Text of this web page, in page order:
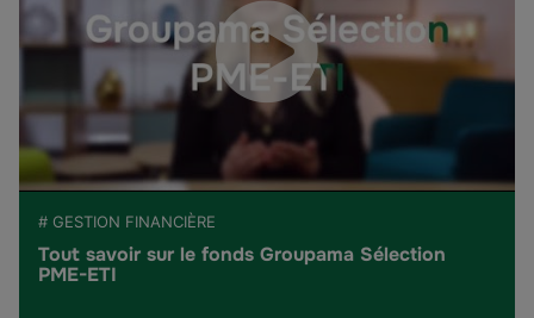
# GESTION FINANCIÈRE
Tout savoir sur le fonds Groupama Sélection
PME-ETI